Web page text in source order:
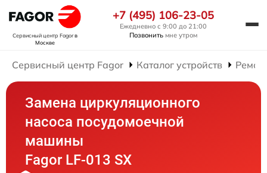
Сервисный центр Fagorв
Москве
+7 (495) 106-23-05
Ежедневно с 9:00 до 21:00
Позвонить мне утром
Сервисный центр Fagor Каталог устройств
Замена циркуляционного
насоса посудомоечной
машины
Fagor LF-013 SX